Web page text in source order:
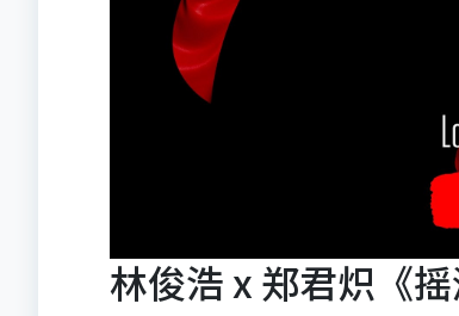
林俊浩 x 郑君炽《